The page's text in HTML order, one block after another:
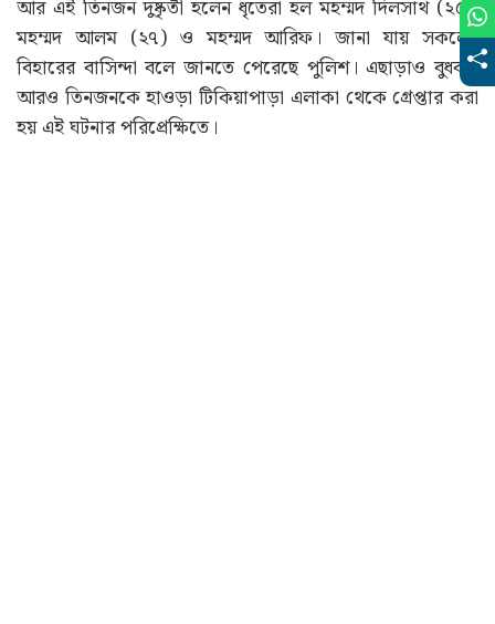
আর এই তিনজন দুষ্কৃতী হলেন ধৃতেরা হল মহম্মদ দিলসাথ (২৫),
মহম্মদ আলম (২৭) ও মহম্মদ আরিফ। জানা যায় সকলেই
বিহারের বাসিন্দা বলে জানতে পেরেছে পুলিশ। এছাড়াও বুধবার
আরও তিনজনকে হাওড়া টিকিয়াপাড়া এলাকা থেকে গ্রেপ্তার করা
হয় এই ঘটনার পরিপ্রেক্ষিতে।